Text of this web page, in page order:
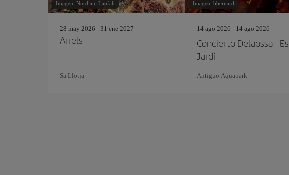
Imagen: Nurdiani Latifah
28 may 2026 - 31 ene 2027
Arrels
Sa Llotja
Imagen: bbernard
14 ago 2026 - 14 ago 2026
Concierto Delaossa - Es
Jardí
Antiguo Aquapark